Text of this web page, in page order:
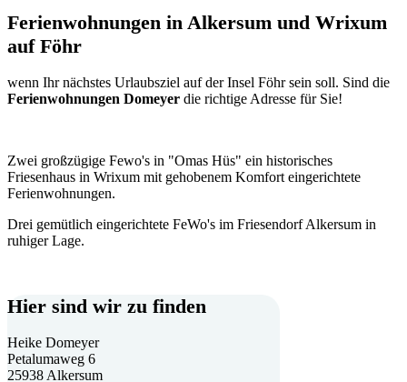
Ferienwohnungen in Alkersum und Wrixum
auf Föhr
wenn Ihr nächstes Urlaubsziel auf der Insel Föhr sein soll. Sind die
Ferienwohnungen Domeyer die richtige Adresse für Sie!
Zwei großzügige Fewo's in "Omas Hüs" ein historisches
Friesenhaus in Wrixum mit gehobenem Komfort eingerichtete
Ferienwohnungen.
Drei gemütlich eingerichtete FeWo's im Friesendorf Alkersum in
ruhiger Lage.
Hier sind wir zu finden
Heike Domeyer
Petalumaweg 6
25938 Alkersum